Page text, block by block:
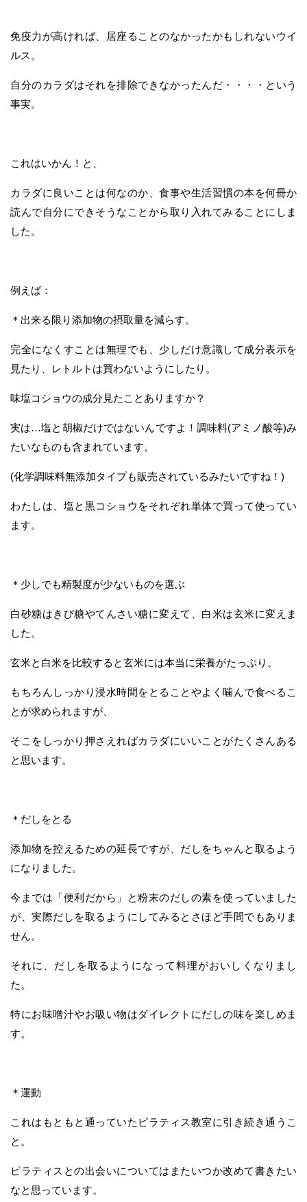
免疫力が高ければ、居座ることのなかったかもしれないウイ
ルス。
自分のカラダはそれを排除できなかったんだ・・・・という
事実。
これはいかん！と、
カラダに良いことは何なのか、食事や生活習慣の本を何冊か
読んで自分にできそうなことから取り入れてみることにしま
した。
例えば：
＊出来る限り添加物の摂取量を減らす。
完全になくすことは無理でも、少しだけ意識して成分表示を
見たり、レトルトは買わないようにしたり。
味塩コショウの成分見たことありますか？
実は…塩と胡椒だけではないんですよ！調味料(アミノ酸等)み
たいなものも含まれています。
(化学調味料無添加タイプも販売されているみたいですね！)
わたしは、塩と黒コショウをそれぞれ単体で買って使ってい
ます。
＊少しでも精製度が少ないものを選ぶ
白砂糖はきび糖やてんさい糖に変えて、白米は玄米に変えま
した。
玄米と白米を比較すると玄米には本当に栄養がたっぷり。
もちろんしっかり浸水時間をとることやよく噛んで食べるこ
とが求められますが、
そこをしっかり押さえればカラダにいいことがたくさんある
と思います。
＊だしをとる
添加物を控えるための延長ですが、だしをちゃんと取るよう
になりました。
今までは「便利だから」と粉末のだしの素を使っていました
が、実際だしを取るようにしてみるとさほど手間でもありま
せん。
それに、だしを取るようになって料理がおいしくなりまし
た。
特にお味噌汁やお吸い物はダイレクトにだしの味を楽しめま
す。
＊運動
これはもともと通っていたピラティス教室に引き続き通うこ
と。
ピラティスとの出会いについてはまたいつか改めて書きたい
なと思っています。